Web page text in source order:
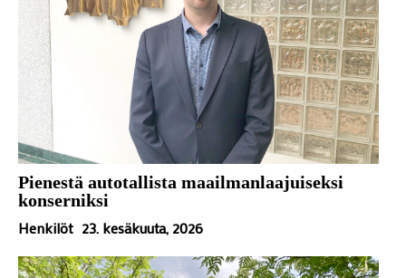
Pienestä autotallista maailmanlaajuiseksi
konserniksi
Henkilöt 23. kesäkuuta, 2026